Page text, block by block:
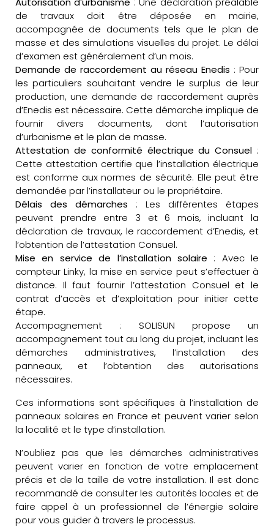
de travaux doit être déposée en mairie,
accompagnée de documents tels que le plan de
masse et des simulations visuelles du projet. Le délai
d’examen est généralement d’un mois.
Demande de raccordement au réseau Enedis : Pour
les particuliers souhaitant vendre le surplus de leur
production, une demande de raccordement auprès
d’Enedis est nécessaire. Cette démarche implique de
fournir divers documents, dont l’autorisation
d’urbanisme et le plan de masse.
Attestation de conformité électrique du Consuel :
Cette attestation certifie que l’installation électrique
est conforme aux normes de sécurité. Elle peut être
demandée par l’installateur ou le propriétaire.
Délais des démarches : Les différentes étapes
peuvent prendre entre 3 et 6 mois, incluant la
déclaration de travaux, le raccordement d’Enedis, et
l’obtention de l’attestation Consuel.
Mise en service de l’installation solaire : Avec le
compteur Linky, la mise en service peut s’effectuer à
distance. Il faut fournir l’attestation Consuel et le
contrat d’accès et d’exploitation pour initier cette
étape.
Accompagnement : SOLISUN propose un
accompagnement tout au long du projet, incluant les
démarches administratives, l’installation des
panneaux, et l’obtention des autorisations
nécessaires.
Ces informations sont spécifiques à l’installation de
panneaux solaires en France et peuvent varier selon
la localité et le type d’installation.
N’oubliez pas que les démarches administratives
peuvent varier en fonction de votre emplacement
précis et de la taille de votre installation. Il est donc
recommandé de consulter les autorités locales et de
faire appel à un professionnel de l’énergie solaire
pour vous guider à travers le processus.